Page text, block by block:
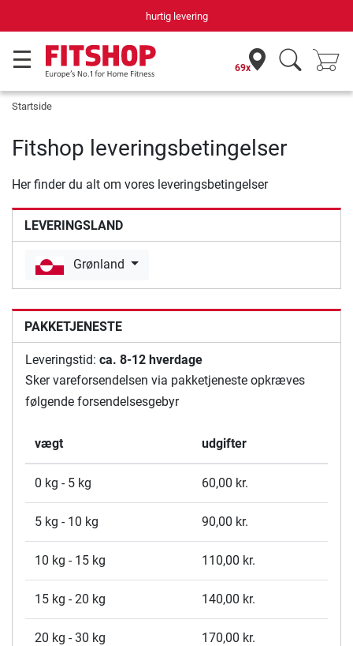
hurtig levering
69x
Startside
Fitshop leveringsbetingelser
Her finder du alt om vores leveringsbetingelser
LEVERINGSLAND
Grønland
PAKKETJENESTE
Leveringstid: ca. 8-12 hverdage
Sker vareforsendelsen via pakketjeneste opkræves
følgende forsendelsesgebyr
vægt udgifter
0 kg - 5 kg 60,00 kr.
5 kg - 10 kg 90,00 kr.
10 kg - 15 kg 110,00 kr.
15 kg - 20 kg 140,00 kr.
20 kg - 30 kg 170,00 kr.